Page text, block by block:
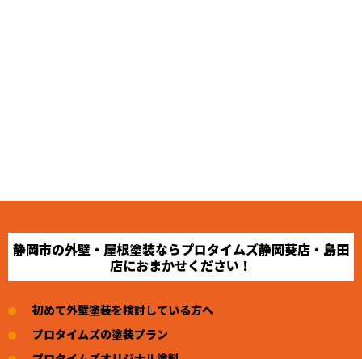
静岡市の外壁・屋根塗装ならプロタイムズ静岡葵店・島田
店におまかせください！
初めて外壁塗装を検討している方へ
プロタイムズの塗装プラン